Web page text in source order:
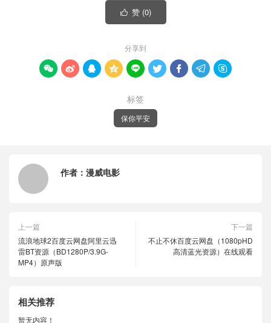
 赞 (0)
分享到
        
标签
保你平安
作者： 漫威电影
上一篇
流浪地球2百度云网盘阿里云迅
雷BT资源（BD1280P/3.9G-
MP4）原声版
下一篇
不止不休百度云网盘（1080pHD
高清蓝光资源）在线观看
相关推荐
暂无内容！